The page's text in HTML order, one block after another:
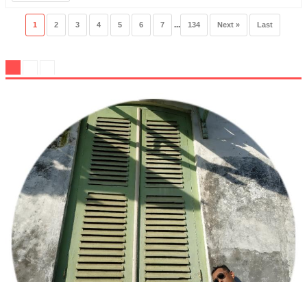
1 2 3 4 5 6 7 ... 134 Next » Last